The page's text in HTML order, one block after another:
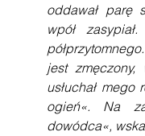
oddawał parę
wpół
jest zmęczony,
usłuchał mego
ogień«. Na
dowódca«,